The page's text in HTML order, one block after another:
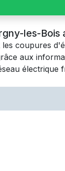
les-Bois
coupures
aux
électrique